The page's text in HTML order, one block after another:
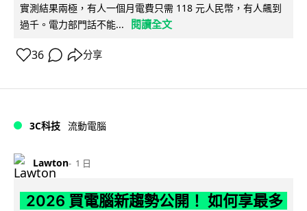
實測結果兩極，有人一個月電費只需 118 元人民幣，有人飆到
過千。電力部門話不能...
閱讀全文
36 分享
3C科技 流動電腦
Lawton 1 日
2026 買電腦新趨勢公開！ 如何享最多